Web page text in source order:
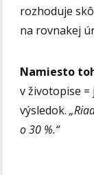
rozhoduje
na rovnakej
Namiesto
v životopise =
výsledok.
o 30 %.“